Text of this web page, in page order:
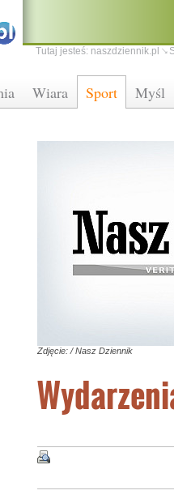
Wiara Sport Myśl
Tutaj jesteś: naszdziennik.pl
Zdjęcie: / Nasz Dziennik